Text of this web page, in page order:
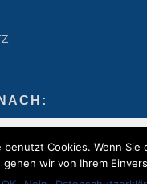
benutzt Cookies. Wenn Sie
wir von Ihrem